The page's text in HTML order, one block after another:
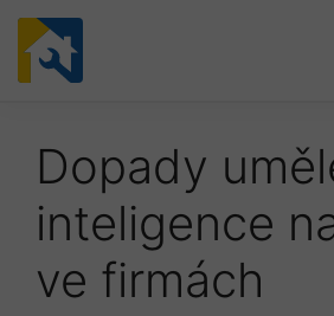
Přeskočit
obsah
Dopady
inteligence
ve firmách